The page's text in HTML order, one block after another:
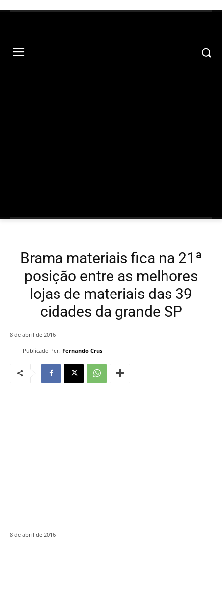
Brama materiais fica na 21ª
posição entre as melhores
lojas de materiais das 39
cidades da grande SP
Publicado Por: Fernando Crus
8 de abril de 2016
8 de abril de 2016